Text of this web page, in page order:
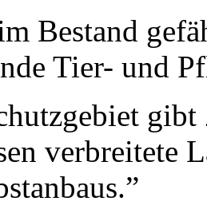
Bestand
Tier- und
verbreitete